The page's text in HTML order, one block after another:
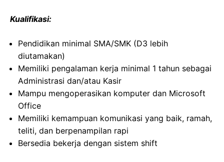
Kualifikasi:
Pendidikan minimal SMA/SMK (D3 lebih
diutamakan)
Memiliki pengalaman kerja minimal 1 tahun sebagai
Administrasi dan/atau Kasir
Mampu mengoperasikan komputer dan Microsoft
Office
Memiliki kemampuan komunikasi yang baik, ramah,
teliti, dan berpenampilan rapi
Bersedia bekerja dengan sistem shift